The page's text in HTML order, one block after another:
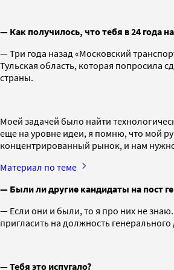
— Как получилось, что тебя в 24 года
— Три года назад «Московский
Тульская область, которая попросила
страны.
Моей задачей было найти
еще на уровне идеи, я помню, что мой
концентрированный рынок, и нам
Материал по теме
— Были ли другие кандидаты на пост
— Если они и были, то я про них не
пригласить на должность
— Тебя это испугало?